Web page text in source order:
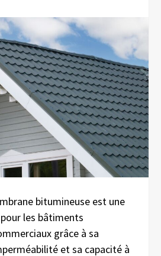
bitumineuse est une
les bâtiments
grâce à sa
et sa capacité à